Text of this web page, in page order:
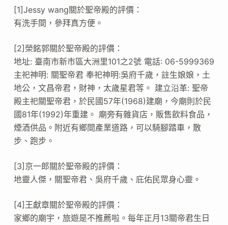
[1]Jessy wang關於聖帝殿的評價：
有洗手間，參拜真方便。
[2]榮銘郭關於聖帝殿的評價：
地址: 臺南市新市區大洲里101之2號 電話: 06-5999369
主祀神明: 關聖帝君 奉祀神明:吳府千歲，註生娘娘，土
地公，文昌帝君，財神，太歲星君等。 建立沿革: 聖帝
殿主祀關聖帝君，於民國57年(1968)建廟，今廟則於民
國81年(1992)年重建。 廟旁有雜貨店，販售飲料食品，
煙酒供品。附近有鄉間產業道路，可以騎腳踏車，散
步、跑步。
[3]京一郎關於聖帝殿的評價：
地靈人傑，關聖帝君、吳府千歲、庇佑民眾身心靈。
[4]王獻章關於聖帝殿的評價：
家鄉的廟宇，旅遊是不推薦啦。每年正月13關帝君生日